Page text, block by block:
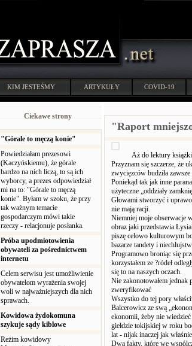
KIM JESTEŚMY ARTYKUŁY COVID-19
Ciekawe strony
"Górale to męczą konie"
Powiedziałam prezesowi
(Kaczyńskiemu), że górale
bardzo na nich liczą, to są ich
wyborcy, a prezes odpowiedział
mi na to: "Górale to męczą
konie". Byłam w szoku, że przy
tak ważnym temacie
gospodarczym mówi takie
rzeczy - relacjonuje posłanka.
Próba upodmiotowienia
obywateli za pośrednictwem
internetu
Celem serwisu jest umożliwienie
obywatelom wyrażenia swojej
woli w najważniejszych dla nich
sprawach.
Kowidowa żydokomuna
szykuje sądy kiblowe
Reżim kowidowy
"Raport
Aż do lektury
Przyznam się szczerze, że
zwycięzców budziła
Poniekąd tak jak inne
użyteczne „oddziały
Głowami stworzyć i
nie mają racji.
Niemniej moje obserwacje
obraz jaki przedstawia
piszę celowo kulturowym
bazarze tandety i
Programowo broniąc się
korzystałem ze ?ródeł
się to na naszych oczach.
Nie zakonotowałem jednak
zweryfikować
Wszystko do tej pory
Balcerowicz ze swą
ekonomii, żeby nie
giełdzie tokijskiej w roku
lat - nijak inaczej jak
Dwa fakty, które we